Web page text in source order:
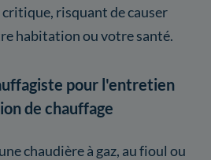
risquant de causer
habitation ou votre santé.
pour l'entretien
de chauffage
chaudière à gaz, au fioul ou